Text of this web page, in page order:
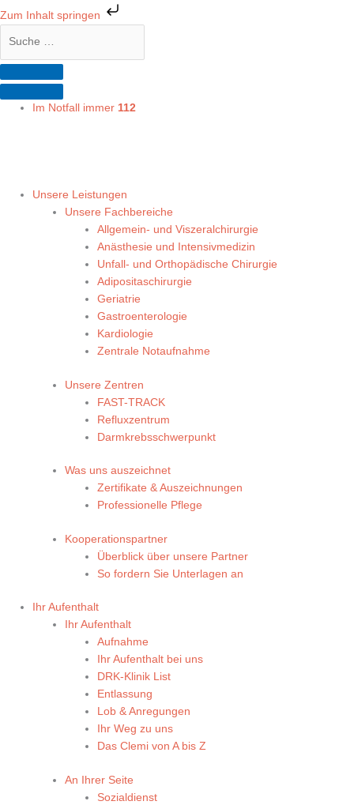
Zum Inhalt springen
Inhalt
springen
Im Notfall immer 112
Unsere Leistungen
Unsere Fachbereiche
Allgemein- und Viszeralchirurgie
Anästhesie und Intensivmedizin
Unfall- und Orthopädische Chirurgie
Adipositaschirurgie
Geriatrie
Gastroenterologie
Kardiologie
Zentrale Notaufnahme
Unsere Zentren
FAST-TRACK
Refluxzentrum
Darmkrebsschwerpunkt
Was uns auszeichnet
Zertifikate & Auszeichnungen
Professionelle Pflege
Kooperationspartner
Überblick über unsere Partner
So fordern Sie Unterlagen an
Ihr Aufenthalt
Ihr Aufenthalt
Aufnahme
Ihr Aufenthalt bei uns
DRK-Klinik List
Entlassung
Lob & Anregungen
Ihr Weg zu uns
Das Clemi von A bis Z
An Ihrer Seite
Sozialdienst